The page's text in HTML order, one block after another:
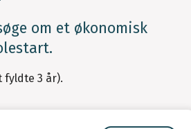
om et økonomisk
3 år).